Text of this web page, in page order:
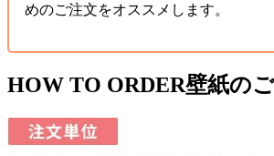
めのご注文をオススメします。
HOW TO ORDER壁紙の